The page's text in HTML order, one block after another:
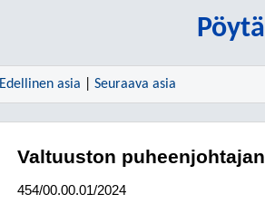
Edellinen asia Seuraava asia
Valtuuston
454/00.00.01/2024